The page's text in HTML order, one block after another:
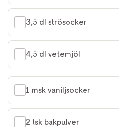
3,5 dl strösocker
4,5 dl vetemjöl
1 msk vaniljsocker
2 tsk bakpulver